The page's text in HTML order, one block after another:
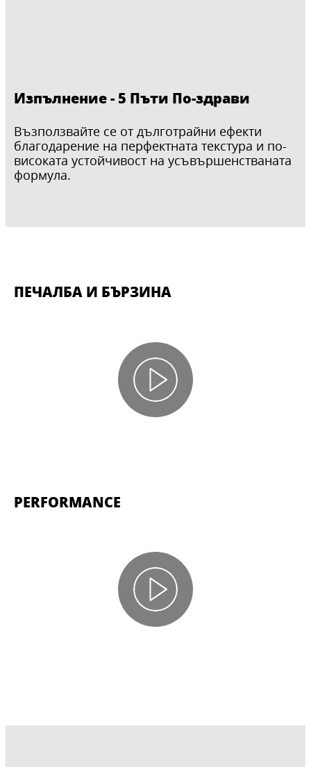
Изпълнение - 5 Пъти По-здрави
Възползвайте се от дълготрайни ефекти
благодарение на перфектната текстура и по-
високата устойчивост на усъвършенстваната
формула.
ПЕЧАЛБА И БЪРЗИНА
PERFORMANCE